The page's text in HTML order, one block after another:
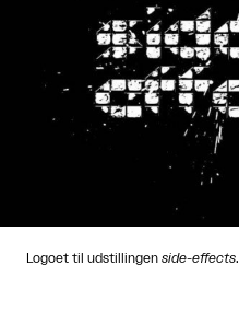
Logoet til udstillingen side-effects.